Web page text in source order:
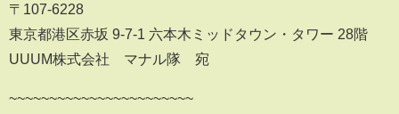
〒107-6228
東京都港区赤坂 9-7-1 六本木ミッドタウン・タワー 28階
UUUM株式会社 マナル隊 宛
~~~~~~~~~~~~~~~~~~~~~~~